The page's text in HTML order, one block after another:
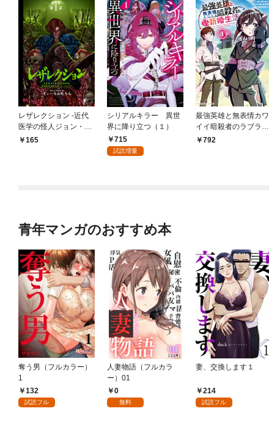
レザレクション -近代
医学の怪人ジョン・ハ
ンター- 連載版 第1話
165
シリアルキラー 異世
界に降り立つ（１）
715
試読増量
最強英雄と無表情カワ
イイ暗殺者のラブラブ
新婚生活 １巻
792
青年マンガのおすすめ本
奪う男（フルカラー）
1
132
試読フル
人妻物語（フルカラ
ー）01
0
無料
妻、交換します１
214
試読フル